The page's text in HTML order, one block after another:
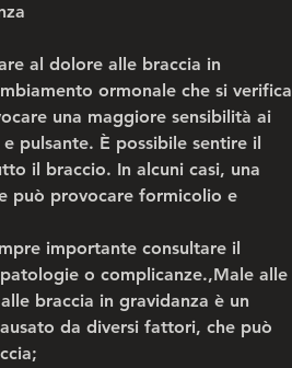
al dolore alle braccia in
ormonale che si verifica
una maggiore sensibilità ai
pulsante. È possibile sentire il
il braccio. In alcuni casi, una
può provocare formicolio e
importante consultare il
o complicanze.,Male alle
braccia in gravidanza è un
da diversi fattori, che può